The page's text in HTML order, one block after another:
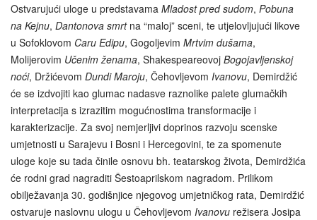
Ostvarujući uloge u predstavama Mladost pred sudom, Pobuna
na Kejnu, Dantonova smrtna “maloj” sceni, te utjelovljujući likove
u Sofoklovom Caru Edipu, Gogoljevim Mrtvim dušama,
Molijerovim Učenim ženama, Shakespeareovoj Bogojavljenskoj
noći, Držićevom Dundi Maroju, Čehovljevom Ivanovu, Demirdžić
će se izdvojiti kao glumac nadasve raznolike palete glumačkih
interpretacija s izrazitim mogućnostima transformacije i
karakterizacije. Za svoj nemjerljivi doprinos razvoju scenske
umjetnosti u Sarajevu i Bosni i Hercegovini, te za spomenute
uloge koje su tada činile osnovu bh. teatarskog života, Demirdžića
će rodni grad nagraditi Šestoaprilskom nagradom. Prilikom
obilježavanja 30. godišnjice njegovog umjetničkog rata, Demirdžić
ostvaruje naslovnu ulogu u Čehovljevom Ivanovu režisera Josipa